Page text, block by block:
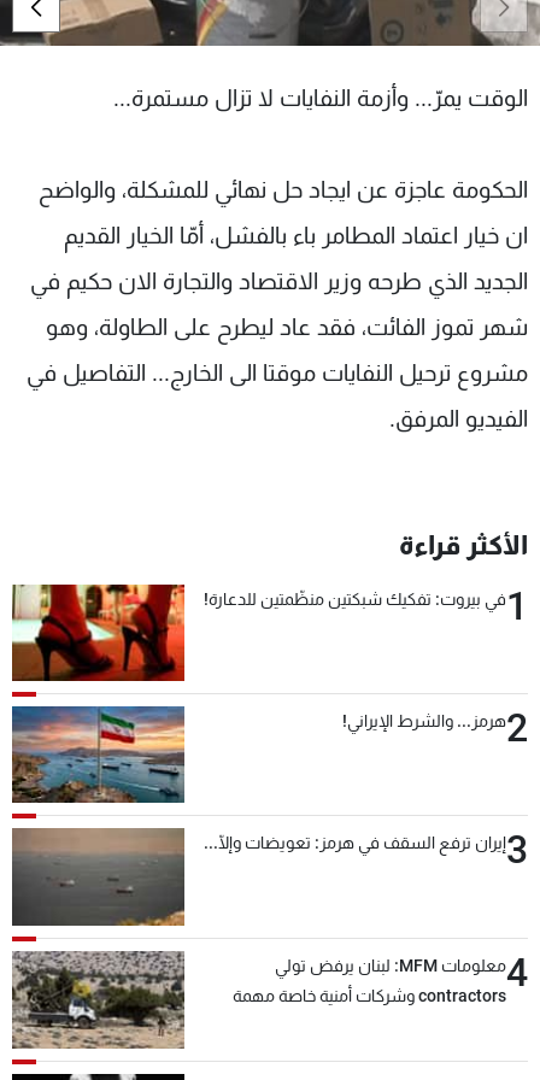
الوقت يمرّ... وأزمة النفايات لا تزال مستمرة...
الحكومة عاجزة عن ايجاد حل نهائي للمشكلة، والواضح
ان خيار اعتماد المطامر باء بالفشل، أمّا الخيار القديم
الجديد الذي طرحه وزير الاقتصاد والتجارة الان حكيم في
شهر تموز الفائت، فقد عاد ليطرح على الطاولة، وهو
مشروع ترحيل النفايات موقتا الى الخارج... التفاصيل في
الفيديو المرفق.
الأكثر قراءة
1في بيروت: تفكيك شبكتين منظّمتين للدعارة!
2هرمز... والشرط الإيراني!
3إيران ترفع السقف في هرمز: تعويضات وإلّا...
4
معلومات MFM: لبنان يرفض تولي
contractors وشركات أمنية خاصة مهمة
شاهد البرامج
لاعلاناتكم
شروط الإسـتخدام
سياسة الخصوصية